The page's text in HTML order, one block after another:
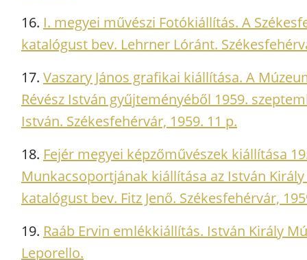
16. I. megyei művészi Fotókiállítás. A
katalógust bev. Lehrner Lóránt.
17. Vaszary János grafikai kiállítása. A
Révész István gyűjteményéből 1959.
István. Székesfehérvár, 1959. 11 p.
18. Fejér megyei képzőművészek kiállítása
Munkacsoportjának kiállítása az István
katalógust bev. Fitz Jenő. Székesfehérvár,
19. Raáb Ervin emlékkiállítás. István Király
Leporello.